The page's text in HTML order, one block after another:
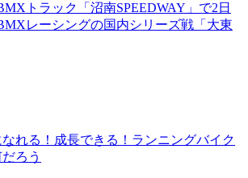
トラック「沼南SPEEDWAY」で2日
レーシングの国内シリーズ戦「大東
れる！成長できる！ランニングバイク
ろう